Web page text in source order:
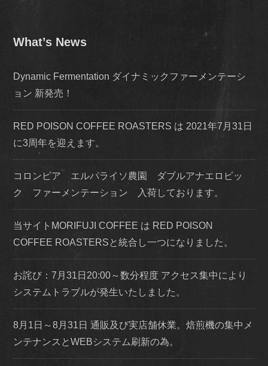
What’s News
Dynamic Fermentation ダイナミックファーメンテーシ
ョン 新発売！
RED POISON COFFEE ROASTERS は 2021年7月31日
に3周年を迎えます。
コロンビア エルパライソ農園 ダブルアナエロビッ
ク ファーメンテーション 入荷しております。
当サイトMORIFUJI COFFEE は RED POISON
COFFEE ROASTERSと統合し一つになりました。
お詫び：7月31日20:00～数分程度 アクセス集中により
システムトラブルが発生いたしました。
8月1日～8月31日 通販及び実店舗休業。焙煎機の集中メ
ンテナンスとWEBシステム刷新の為。